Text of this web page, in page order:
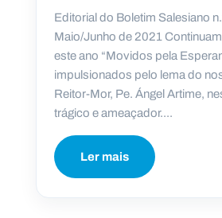
Editorial do Boletim Salesiano
Maio/Junho de 2021
este ano “Movidos pela
impulsionados pelo lema do
Reitor-Mor, Pe. Ángel Artime,
trágico e ameaçador....
Ler mais